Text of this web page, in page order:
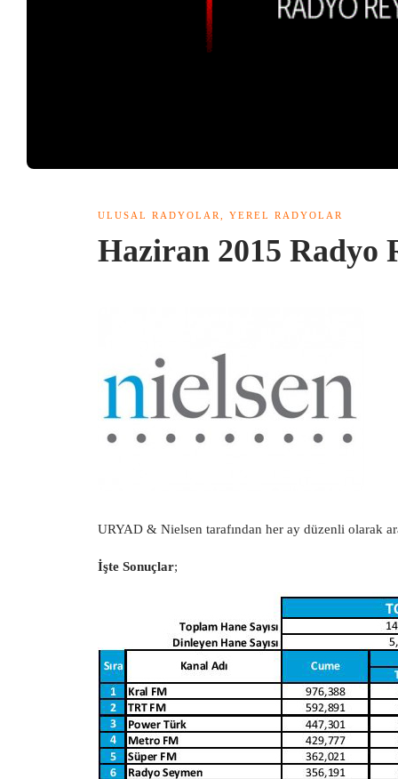
ULUSAL RADYOLAR, YEREL RADYOLAR
Haziran 2015 Radyo
URYAD & Nielsen tarafından her ay düzenli olarak
İşte Sonuçlar;